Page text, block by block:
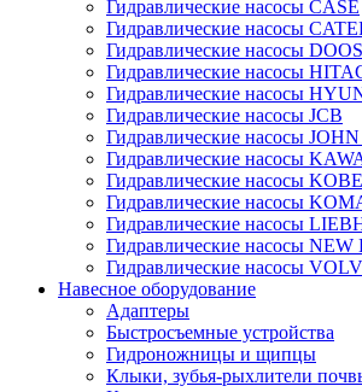
Гидравлические насосы CASE
Гидравлические насосы
Гидравлические насосы
Гидравлические насосы
Гидравлические насосы
Гидравлические насосы JCB
Гидравлические насосы
Гидравлические насосы
Гидравлические насосы
Гидравлические насосы
Гидравлические насосы
Гидравлические насосы
Гидравлические насосы
Навесное оборудование
Адаптеры
Быстросъемные устройства
Гидроножницы и щипцы
Клыки, зубья-рыхлители